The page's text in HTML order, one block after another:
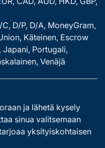
D/P, D/A, MoneyGram,
Käteinen, Escrow
Japani, Portugali,
Venäjä
ja lähetä kysely
sinua valitsemaan
yksityiskohtaisen